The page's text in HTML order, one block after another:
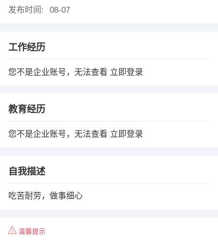
发布时间:
08-07
工作经历
您不是企业账号，无法查看 立即登录
教育经历
您不是企业账号，无法查看 立即登录
自我描述
吃苦耐劳，做事细心
温馨提示